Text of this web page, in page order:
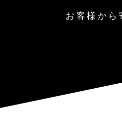
お客様から